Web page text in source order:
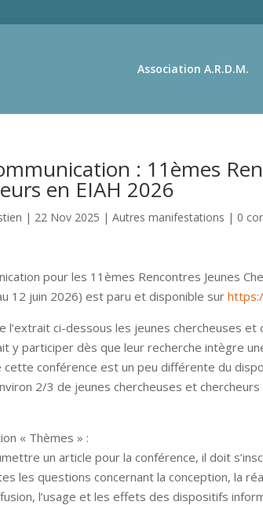
Association A.R.D.M.
: 11èmes
en EIAH 2026
| 22 Nov 2025 |Autres manifestations | 0
pour les 11èmes Rencontres Jeunes
12 juin 2026) est paru et disponible sur
l’extrait ci-dessous les jeunes chercheuses
y participer dès que leur recherche intègre
cette conférence est un peu différente du
2/3 de jeunes chercheuses et
« Thèmes » :
un article pour la conférence, il doit
les questions concernant la conception, la
l’usage et les effets des dispositifs